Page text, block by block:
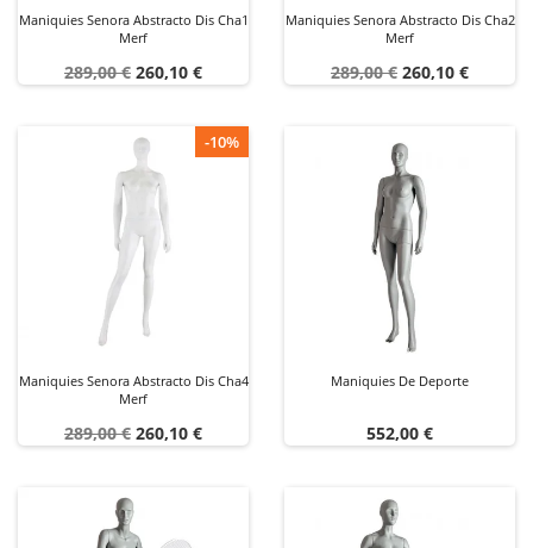
Maniquies Senora Abstracto Dis Cha1
Merf
Precio
289,00 € Precio
260,10 €
Maniquies Senora Abstracto Dis Cha2
Merf
Precio
289,00 € Precio
260,10 €
-10%
Maniquies Senora Abstracto Dis Cha4
Merf
Precio
289,00 € Precio
260,10 €
Maniquies De Deporte
Precio
552,00 €